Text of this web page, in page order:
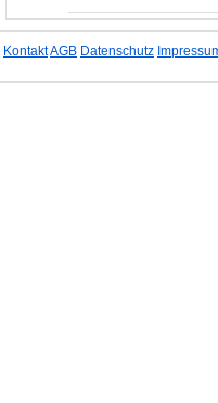
KontaktAGB Datenschutz